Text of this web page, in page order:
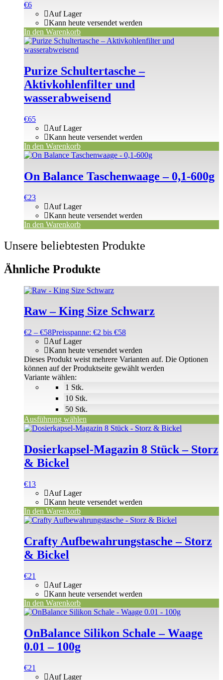
€6
Auf Lager
Kann heute versendet werden
In den Warenkorb
Purize Schultertasche –
Aktivkohlenfilter und
wasserabweisend
€65
Auf Lager
Kann heute versendet werden
In den Warenkorb
On Balance Taschenwaage – 0,1-600g
€23
Auf Lager
Kann heute versendet werden
In den Warenkorb
Unsere beliebtesten Produkte
Ähnliche Produkte
Raw – King Size Schwarz
€2 – €58Preisspanne: €2 bis €58
1 Stk.
10 Stk.
50 Stk.
Auf Lager
Kann heute versendet werden
Variante wählen:
Ausführung wählen
Dieses Produkt weist mehrere Varianten auf. Die Optionen
können auf der Produktseite gewählt werden
Dosierkapsel-Magazin 8 Stück – Storz
& Bickel
€13
Auf Lager
Kann heute versendet werden
In den Warenkorb
Crafty Aufbewahrungstasche – Storz
& Bickel
€21
Auf Lager
Kann heute versendet werden
In den Warenkorb
OnBalance Silikon Schale – Waage
0.01 – 100g
€21
Auf Lager